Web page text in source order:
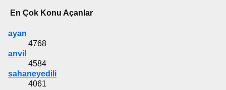
En Çok Konu Açanlar
ayan
4768
anvil
4584
sahaneyedili
4061